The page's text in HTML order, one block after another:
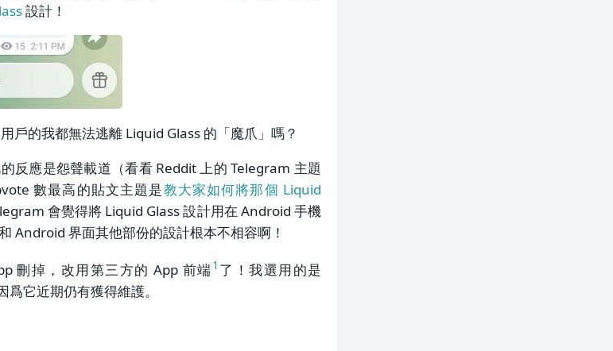
設計！
戶的我都無法逃離 Liquid Glass 的「魔爪」嗎？
反應是怨聲載道（看看 Reddit 上的 Telegram 主題
數最高的貼文主題是教大家如何將那個 Liquid
會覺得將 Liquid Glass 設計用在 Android 手機
Android 界面其他部份的設計根本不相容啊！
刪掉，改用第三方的 App 前端1 了！我選用的是
爲它近期仍有獲得維護。